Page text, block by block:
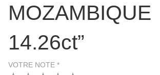
MOZAMBIQUE
14.26ct”
VOTRE NOTE *